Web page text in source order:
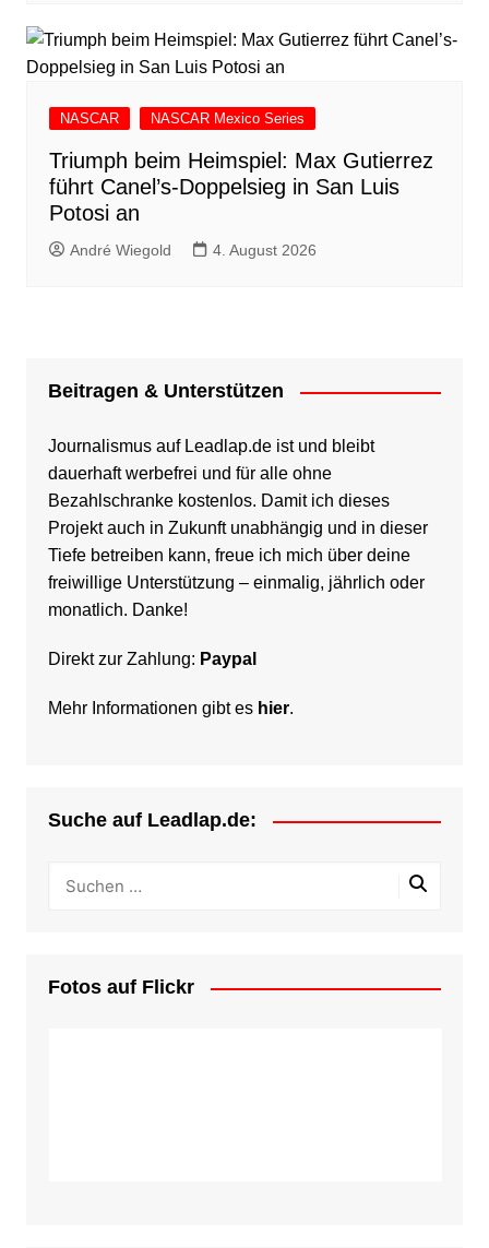
NASCAR NASCAR Mexico Series
Triumph beim Heimspiel: Max Gutierrez
führt Canel’s-Doppelsieg in San Luis
Potosi an
André Wiegold 4. August 2026
Beitragen & Unterstützen
Journalismus auf Leadlap.de ist und bleibt
dauerhaft werbefrei und für alle ohne
Bezahlschranke kostenlos. Damit ich dieses
Projekt auch in Zukunft unabhängig und in dieser
Tiefe betreiben kann, freue ich mich über deine
freiwillige Unterstützung – einmalig, jährlich oder
monatlich. Danke!
Direkt zur Zahlung: Paypal
Mehr Informationen gibt es hier.
Suche auf Leadlap.de:
Fotos auf Flickr